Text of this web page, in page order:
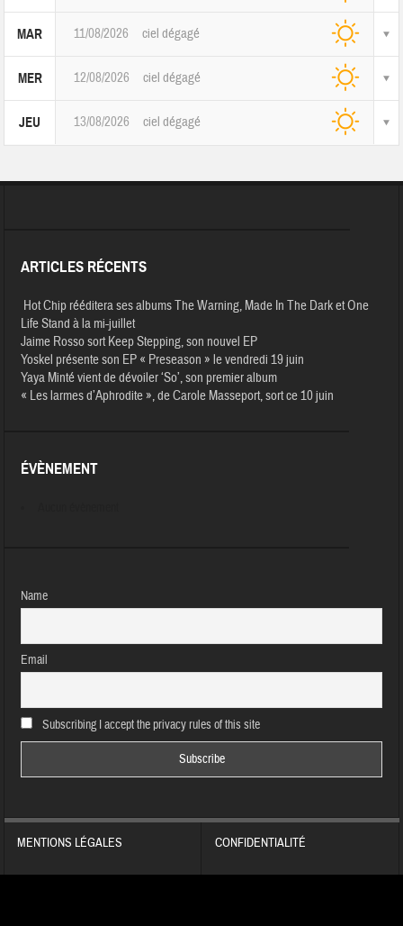
MAR 11/08/2026 ciel dégagé
MER 12/08/2026 ciel dégagé
JEU 13/08/2026 ciel dégagé
ARTICLES RÉCENTS
Hot Chip rééditera ses albums The Warning, Made In The Dark et One
Life Stand à la mi-juillet
Jaime Rosso sort Keep Stepping, son nouvel EP
Yoskel présente son EP « Preseason » le vendredi 19 juin
Yaya Minté vient de dévoiler ‘So’, son premier album
« Les larmes d’Aphrodite », de Carole Masseport, sort ce 10 juin
ÉVÈNEMENT
Name
Email
Subscribing I accept the privacy rules of this site
MENTIONS LÉGALES CONFIDENTIALITÉ